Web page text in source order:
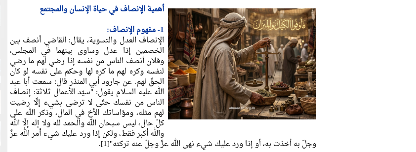
أهمية الإنصاف في حياة الإنسان والمجتمع
1- مفهوم الإنصاف:
الإنصاف العدل والتسوية، يقال: القاضي أنصف بين
الخصمين إذا عدل وساوى بينهما في المجلس،
وفلان أنصف الناس من نفسه إذا رضي لهم ما رضي
لنفسه وكره لهم ما كره لها وحكم على نفسه لو كان
الحقّ لهم. عن جارود أبي المنذر قال: سمعت أبا عبد
الله عليه السلام يقول: "سيّد الأعمال ثلاثة: إنصاف
الناس من نفسك حتّى لا ترضى بشيء إلّا رضيت
لهم مثله، ومؤاساتك الأخ في المال، وذكر الله على
كلّ حال، ليس سبحان الله والحمد لله ولا إله إلّا الله
والله أكبر فقط، ولكن إذا ورد عليك شيء أمر الله عزَّ
وجلّ به أخذت به، أو إذا ورد عليك شيء نهى الله عزَّ وجلّ عنه تركته"[1].